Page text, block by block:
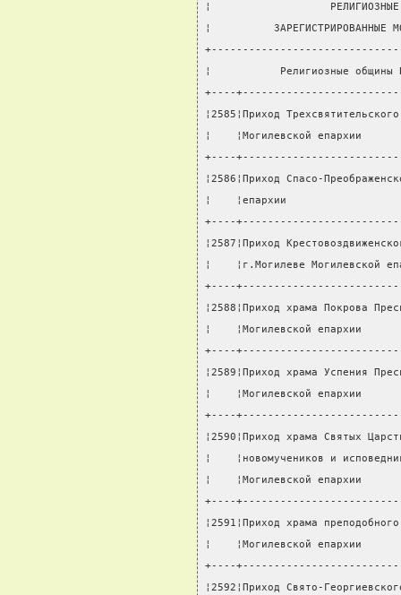
¦
¦          ЗАРЕГИСТРИРОВАННЫЕ
¦           Религиозные общины
+----
¦2585¦Приход
¦    ¦Могилевской
+----
¦2586¦Приход Спасо-
¦    ¦епархии
+----
¦2587¦Приход
¦    ¦г.Могилеве
+----
¦2588¦Приход храма Покрова
¦    ¦Могилевской
+----
¦2589¦Приход храма Успения
¦    ¦Могилевской
+----
¦2590¦Приход храма Святых
¦    ¦новомучеников и
¦    ¦Могилевской
+----
¦2591¦Приход храма
¦    ¦Могилевской
+----
¦2592¦Приход Свято-